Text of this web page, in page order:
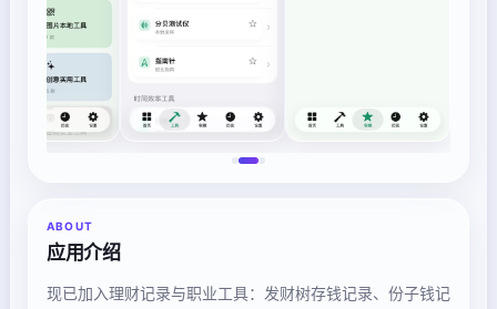
ABOUT
应用介绍
现已加入理财记录与职业工具：发财树存钱记录、份子钱记